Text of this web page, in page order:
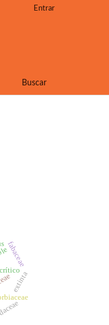
Buscar
Entrar
fabaceae
extinta